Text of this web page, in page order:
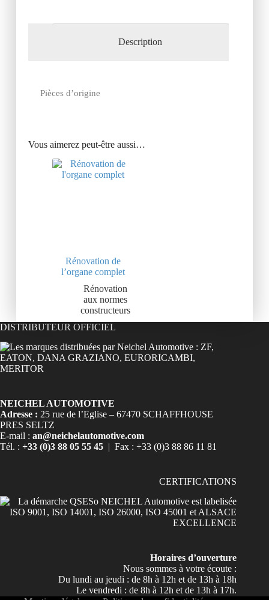
Description
Pièces d’origine
Vous aimerez peut-être aussi…
Rénovation de
l’organe complet
Rénovation
aux normes
constructeurs
DISTRIBUTEUR OFFICIEL
NEICHEL AUTOMOTIVE
Adresse : 25 rue de l’Eglise – 67470 SCHAFFHOUSE
PRES SELTZ
E-mail : an@neichelautomotive.com
Tél. : +33 (0)3 88 05 55 45 | Fax : +33 (0)3 88 86 11 81
CERTIFICATIONS
Horaires d’ouverture
Nous sommes à votre écoute :
Du lundi au jeudi : de 8h à 12h et de 13h à 18h
Le vendredi : de 8h à 12h et de 13h à 17h.